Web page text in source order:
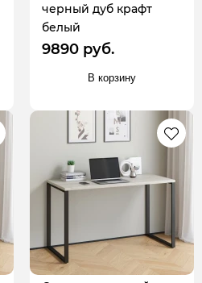
черный дуб крафт
белый
9890 руб.
В корзину